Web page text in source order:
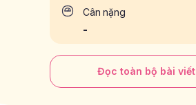
Cân nặng
-
Đọc toàn bộ bài viết